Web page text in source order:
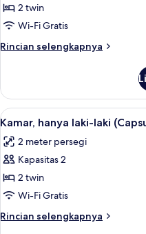
Kamar,
hanya
perempuan
(Capsule
(2
Cupsule))
2 twin
Wi-Fi Gratis
Rincian selengkapnya
Rincian
Kamar,
hanya
perempuan
Room
(2
Lihat
semua
foto
untuk
Kamar,
hanya
laki-
laki
11
Kamar, hanya laki-laki
2 meter persegi
Kapasitas 2
2 twin
Wi-Fi Gratis
Rincian selengkapnya
Rincian